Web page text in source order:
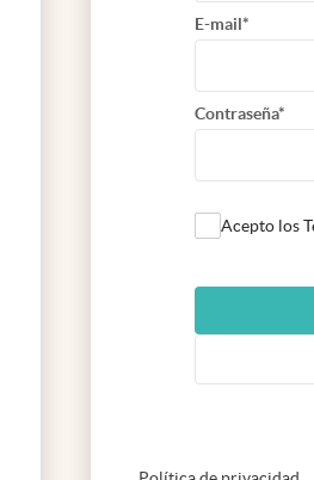
E-mail*
Contraseña*
Acepto los